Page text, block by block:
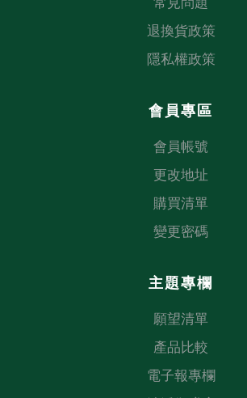
退換貨政策
隱私權政策
會員專區
會員帳號
更改地址
購買清單
變更密碼
主題專欄
願望清單
產品比較
電子報專欄